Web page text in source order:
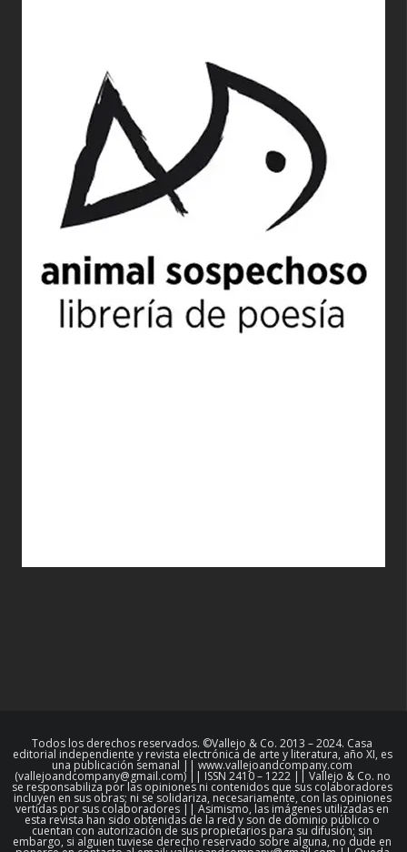
Todos los derechos reservados. ©Vallejo & Co. 2013 – 2024. Casa
editorial independiente y revista electrónica de arte y literatura, año XI, es
una publicación semanal || www.vallejoandcompany.com
(vallejoandcompany@gmail.com) || ISSN 2410 – 1222 || Vallejo & Co. no
se responsabiliza por las opiniones ni contenidos que sus colaboradores
incluyen en sus obras; ni se solidariza, necesariamente, con las opiniones
vertidas por sus colaboradores || Asimismo, las imágenes utilizadas en
esta revista han sido obtenidas de la red y son de dominio público o
cuentan con autorización de sus propietarios para su difusión; sin
embargo, si alguien tuviese derecho reservado sobre alguna, no dude en